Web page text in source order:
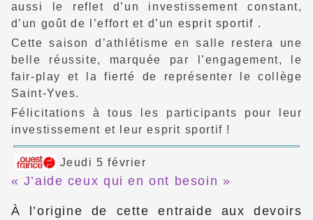
aussi le reflet d’un investissement constant,
d’un goût de l’effort et d’un esprit sportif .
Cette saison d’athlétisme en salle restera une
belle réussite, marquée par l’engagement, le
fair-play et la fierté de représenter le collège
Saint-Yves.
Félicitations à tous les participants pour leur
investissement et leur esprit sportif !
Jeudi 5 février
« J’aide ceux qui en ont besoin »
À l’origine de cette entraide aux devoirs